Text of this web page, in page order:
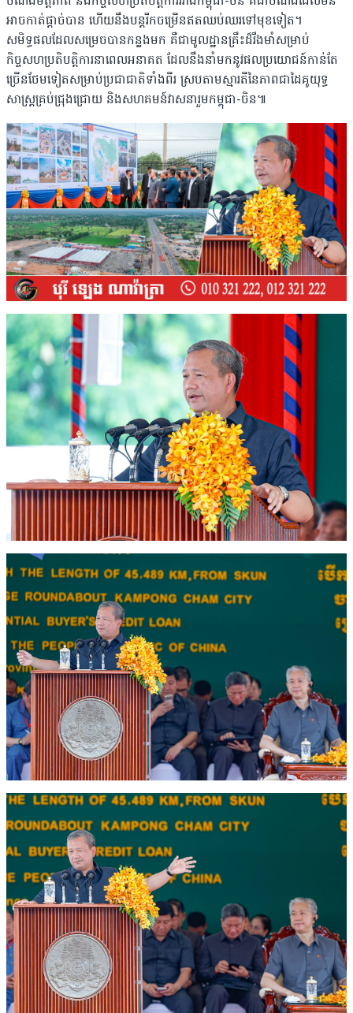
អាចកាត់ផ្ដាច់បាន ហើយនឹងបន្តរីកចម្រើនឥតឈប់ឈរទៅមុខទៀត។
សមិទ្ធផលដែលសម្រេចបានកន្លងមក គឺជាមូលដ្ឋានគ្រឹះដ៏រឹងមាំសម្រាប់
កិច្ចសហប្រតិបត្តិការនាពេលអនាគត ដែលនឹងនាំមកនូវផលប្រយោជន៍កាន់តែ
ច្រើនថែមទៀតសម្រាប់ប្រជាជាតិទាំងពីរ ស្របតាមស្មារតីនៃភាពជាដៃគូយុទ្ធ
សាស្ត្រគ្រប់ជ្រុងជ្រោយ និងសហគមន៍វាសនារួមកម្ពុជា-ចិន៕